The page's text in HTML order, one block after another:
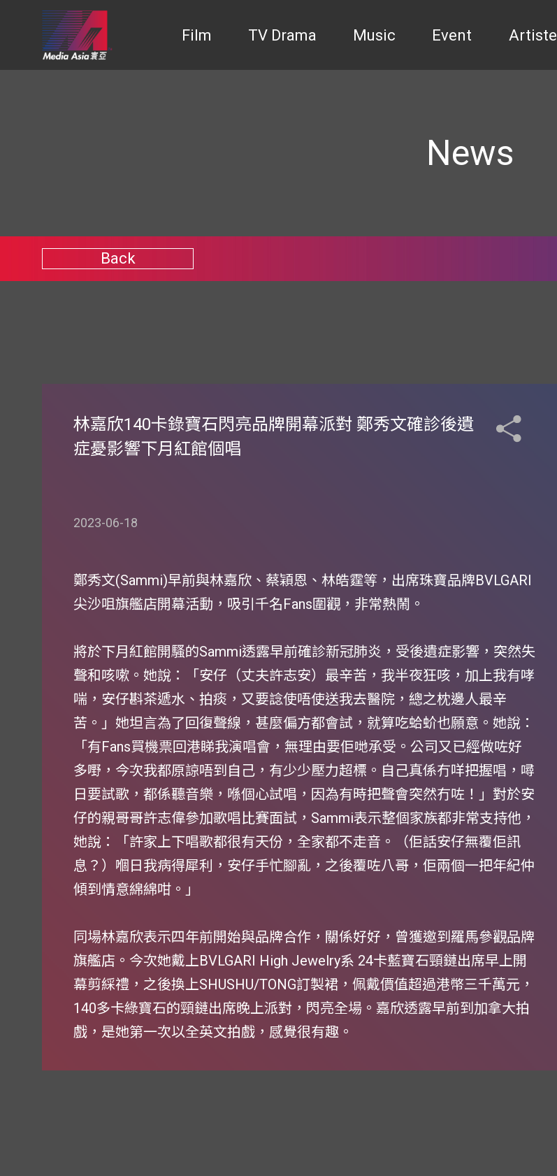
Film TV Drama Music Event Artiste
News
Back
林嘉欣140卡錄寶石閃亮品牌開幕派對 鄭秀文確診後遺
症憂影響下月紅館個唱
2023-06-18
鄭秀文(Sammi)早前與林嘉欣、蔡穎恩、林皓霆等，出席珠寶品牌BVLGARI
尖沙咀旗艦店開幕活動，吸引千名Fans圍觀，非常熱鬧。
將於下月紅館開騷的Sammi透露早前確診新冠肺炎，受後遺症影響，突然失
聲和咳嗽。她說：「安仔（丈夫許志安）最辛苦，我半夜狂咳，加上我有哮
喘，安仔斟茶遞水、拍痰，又要諗使唔使送我去醫院，總之枕邊人最辛
苦。」她坦言為了回復聲線，甚麼偏方都會試，就算吃蛤蚧也願意。她說：
「有Fans買機票回港睇我演唱會，無理由要佢哋承受。公司又已經做咗好
多嘢，今次我都原諒唔到自己，有少少壓力超標。自己真係冇咩把握唱，噚
日要試歌，都係聽音樂，喺個心試唱，因為有時把聲會突然冇咗！」對於安
仔的親哥哥許志偉參加歌唱比賽面試，Sammi表示整個家族都非常支持他，
她說：「許家上下唱歌都很有天份，全家都不走音。（佢話安仔無覆佢訊
息？）嗰日我病得犀利，安仔手忙腳亂，之後覆咗八哥，佢兩個一把年紀仲
傾到情意綿綿咁。」
同場林嘉欣表示四年前開始與品牌合作，關係好好，曾獲邀到羅馬參觀品牌
旗艦店。今次她戴上BVLGARI High Jewelry系 24卡藍寶石頸鏈出席早上開
幕剪綵禮，之後換上SHUSHU/TONG訂製裙，佩戴價值超過港幣三千萬元，
140多卡綠寶石的頸鏈出席晚上派對，閃亮全場。嘉欣透露早前到加拿大拍
戲，是她第一次以全英文拍戲，感覺很有趣。